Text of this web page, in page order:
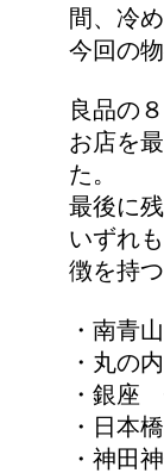
間、冷
今回の
良品の
お店を
た。
最後に
いずれ
徴を持
・南青
・丸の
・銀座
・日本
・神田